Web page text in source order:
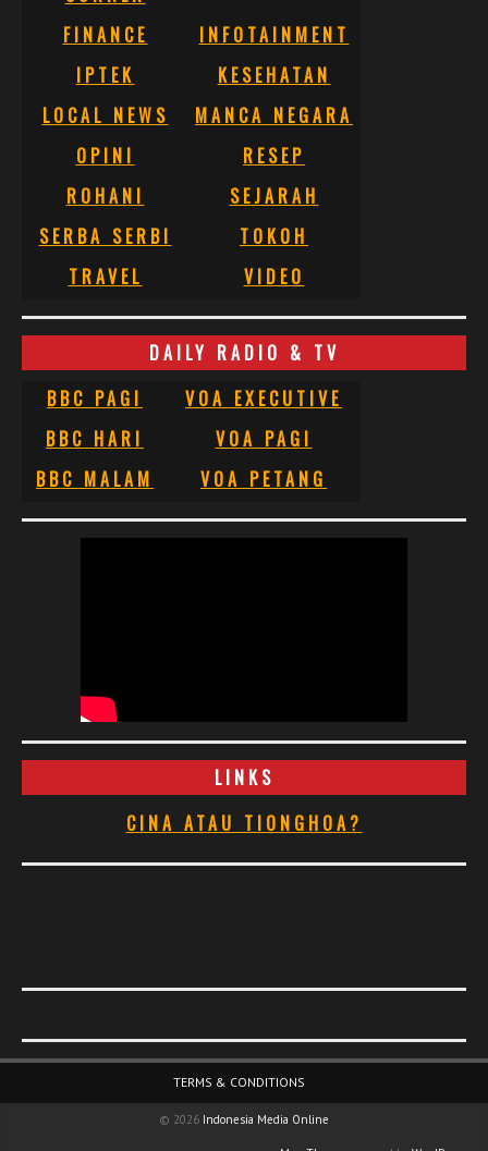
FINANCE
INFOTAINMENT
IPTEK
KESEHATAN
LOCAL NEWS
MANCA NEGARA
OPINI
RESEP
ROHANI
SEJARAH
SERBA SERBI
TOKOH
TRAVEL
VIDEO
DAILY RADIO & TV
BBC PAGI
VOA EXECUTIVE
BBC HARI
VOA PAGI
BBC MALAM
VOA PETANG
LINKS
CINA ATAU TIONGHOA?
TERMS & CONDITIONS
© 2026 Indonesia Media Online